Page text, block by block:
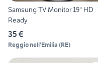
Samsung TV Monitor 19" HD
Ready
35 €
Reggio nell'Emilia (RE)